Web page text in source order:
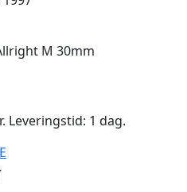
M 30mm
Leveringstid: 1 dag.